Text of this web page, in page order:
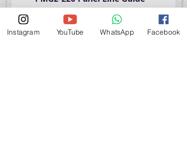
1 pc per pack, total 120 stickers
2mm x 20mm per sticker
Instagram YouTube WhatsApp Facebook